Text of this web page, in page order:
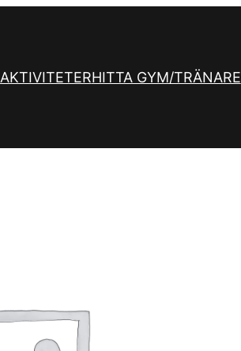
AKTIVITETERHITTA GYM/TRÄNARE